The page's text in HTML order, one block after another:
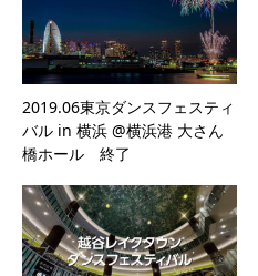
2019.06東京ダンスフェスティ
バル in 横浜 @横浜港 大さん
橋ホール 終了